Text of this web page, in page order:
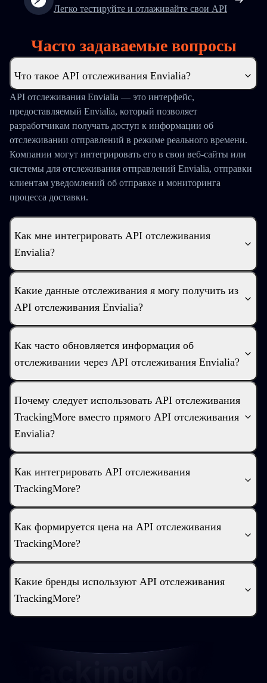
Легко тестируйте и отлаживайте свои API
Часто задаваемые вопросы
Что такое API отслеживания Envialia?
API отслеживания Envialia — это интерфейс,
предоставляемый Envialia, который позволяет
разработчикам получать доступ к информации об
отслеживании отправлений в режиме реального времени.
Компании могут интегрировать его в свои веб-сайты или
системы для отслеживания отправлений Envialia, отправки
клиентам уведомлений об отправке и мониторинга
процесса доставки.
Как мне интегрировать API отслеживания
Envialia?
Какие данные отслеживания я могу получить из
API отслеживания Envialia?
Как часто обновляется информация об
отслеживании через API отслеживания Envialia?
Почему следует использовать API отслеживания
TrackingMore вместо прямого API отслеживания
Envialia?
Как интегрировать API отслеживания
TrackingMore?
Как формируется цена на API отслеживания
TrackingMore?
Какие бренды используют API отслеживания
TrackingMore?